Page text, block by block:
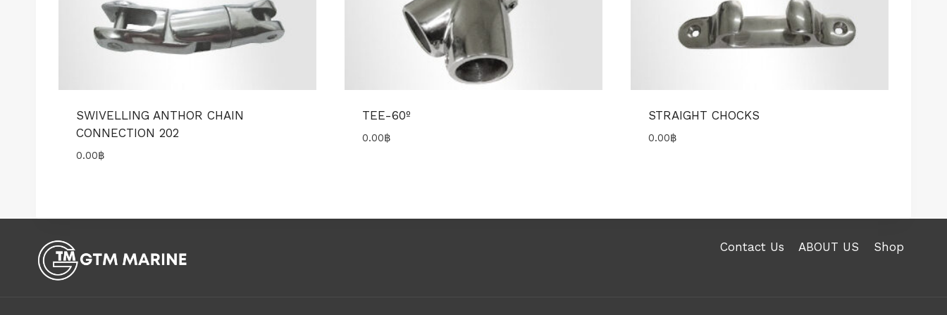
SWIVELLING ANTHOR CHAIN
CONNECTION 202
0.00฿
TEE-60º
0.00฿
STRAIGHT CHOCKS
0.00฿
Contact Us ABOUT US Shop